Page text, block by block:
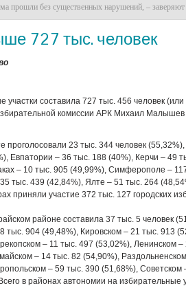
прошли без существенных нарушений, –
727 тыс. человек
участки составила 727 тыс. 456 человек
комиссии АРК Михаил Малышев
23 тыс. 344 человек
Евпатории – 36 тыс. 188 (40%), Керчи – 49
– 10 тыс. 905 (49,99%), Симферополе –
тыс. 439 (42,84%), Ялте – 51 тыс. 264
приняли участие 372 тыс. 127 городских
районе составила 37 тыс. 5 человек
тыс. 904 (49,48%), Кировском – 21 тыс. 913
– 11 тыс. 497 (53,02%), Ленинском –
– 14 тыс. 82 (54,90%),
– 59 тыс. 390 (51,68%), Советском
в районах автономии на избирательные